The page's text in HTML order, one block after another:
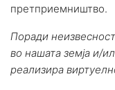
претприемништво.
Поради
во нашата земја и/
реализира